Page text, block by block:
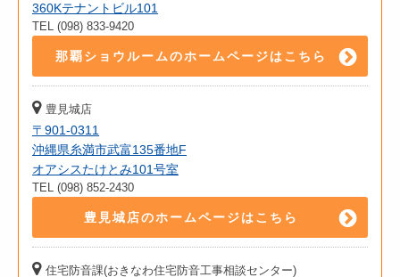
360Kテナントビル101
TEL (098) 833-9420
那覇ショウルームのホームページはこちら
豊見城店
〒901-0311
沖縄県糸満市武富135番地F
オアシスたけとみ101号室
TEL (098) 852-2430
豊見城店のホームページはこちら
住宅防音課(おきなわ住宅防音工事相談センター)